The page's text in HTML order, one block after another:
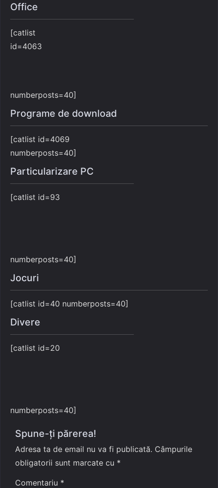
Office
[catlist
id=4063
numberposts=40]
Programe de download
[catlist id=4069
numberposts=40]
Particularizare PC
[catlist id=93
numberposts=40]
Jocuri
[catlist id=40 numberposts=40]
Divere
[catlist id=20
numberposts=40]
Spune-ți părerea!
Adresa ta de email nu va fi publicată. Câmpurile
obligatorii sunt marcate cu *
Comentariu *